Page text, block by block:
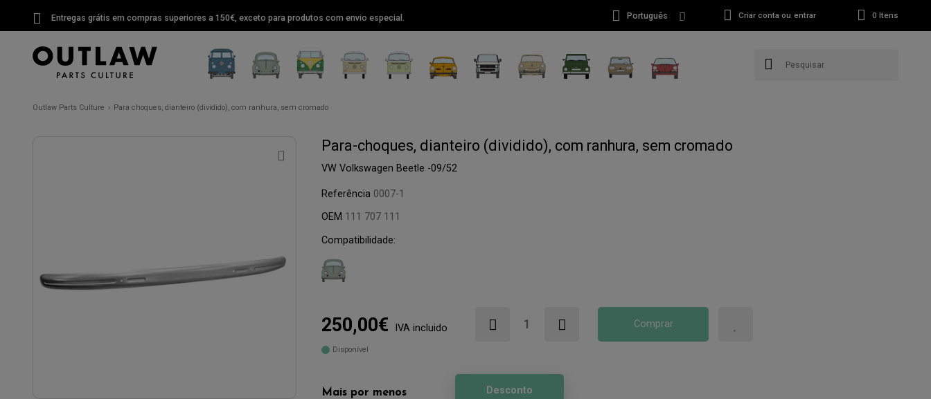
Entregas grátis em compras superiores a 150€, exceto para produtos com envio especial. Português Criar conta ou entrar 0 Itens
Outlaw Parts Culture Para choques, dianteiro (dividido), com ranhura, sem cromado
Para-choques, dianteiro (dividido), com ranhura, sem cromado
VW Volkswagen Beetle -09/52
Referência 0007-1
OEM 111 707 111
Compatibilidade:
250,00€ IVA incluido Comprar
Disponível
Mais por menos Desconto